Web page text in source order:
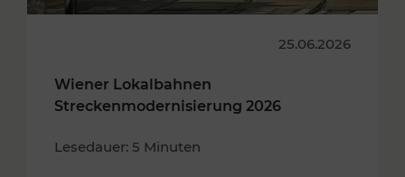
25.06.2026
Wiener Lokalbahnen
Streckenmodernisierung 2026
Lesedauer: 5 Minuten